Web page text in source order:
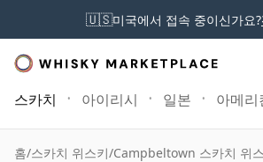
🇺🇸미국에서 접속 중이신가요?
스카치 아이리시 일본 아메리
홈/스카치 위스키/Campbeltown 스카치 위